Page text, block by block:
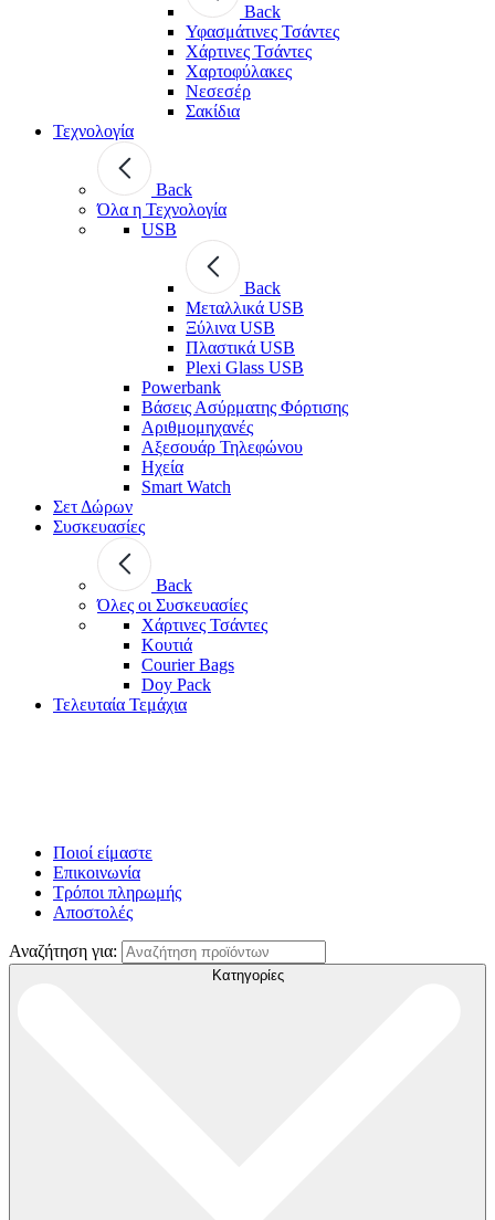
Back
Υφασμάτινες Τσάντες
Χάρτινες Τσάντες
Χαρτοφύλακες
Νεσεσέρ
Σακίδια
Τεχνολογία
Back
Όλα η Τεχνολογία
USB
Back
Μεταλλικά USB
Ξύλινα USB
Πλαστικά USB
Plexi Glass USB
Powerbank
Βάσεις Ασύρματης Φόρτισης
Αριθμομηχανές
Αξεσουάρ Τηλεφώνου
Ηχεία
Smart Watch
Σετ Δώρων
Συσκευασίες
Back
Όλες οι Συσκευασίες
Χάρτινες Τσάντες
Κουτιά
Courier Bags
Doy Pack
Τελευταία Τεμάχια
Ποιοί είμαστε
Επικοινωνία
Τρόποι πληρωμής
Αποστολές
Αναζήτηση για:
Κατηγορίες